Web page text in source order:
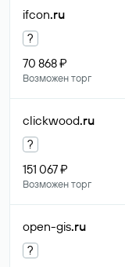
ifcon.ru
?
70 868 ₽
Возможен торг
clickwood.ru
?
151 067 ₽
Возможен торг
open-gis.ru
?